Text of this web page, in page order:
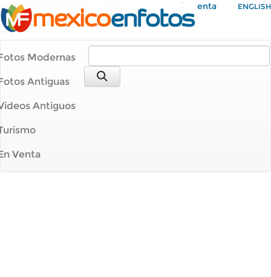
Mi Cuenta ENGLISH
Modernas
Antiguas
Antiguos
Venta